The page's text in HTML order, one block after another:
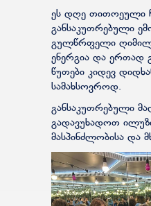
ეს დღე თითოეული
განსაკუთრებული
გულწრფელი
ენერგია და ერთად
წუთები კიდევ
სამახსოვროდ.
განსაკუთრებული
გადავუხადოთ
მასპინძლობისა და